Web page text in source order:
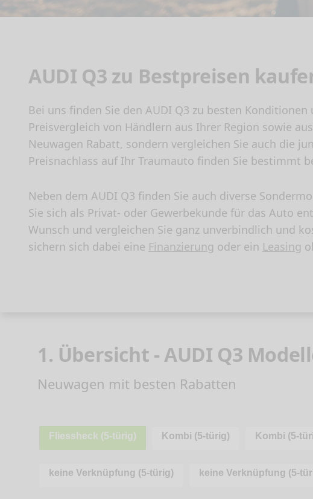
AUDI Q3 zu Bestpreisen
Bei uns finden Sie den AUDI Q3 zu besten
Preisvergleich von Händlern aus Ihrer Region sowie
Neuwagen Rabatt, sondern vergleichen Sie auch die
Preisnachlass auf Ihr Traumauto finden Sie bestimmt
Neben dem AUDI Q3 finden Sie auch diverse
Sie sich als Privat- oder Gewerbekunde für das Auto
Wunsch und vergleichen Sie ganz unverbindlich und
sichern sich dabei eine Finanzierung oder ein Leasing
1. Übersicht - AUDI Q3
Neuwagen mit besten Rabatten
Fliessheck (5-türig) Kombi (5-türig) Kombi (5-
keine Verknüpfung (5-türig) keine Verknüpfung (5-